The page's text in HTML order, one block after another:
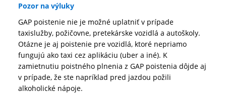
Pozor na výluky
GAP poistenie nie je možné uplatniť v prípade
taxislužby, požičovne, pretekárske vozidlá a autoškoly.
Otázne je aj poistenie pre vozidlá, ktoré nepriamo
fungujú ako taxi cez aplikáciu (uber a iné). K
zamietnutiu poistného plnenia z GAP poistenia dôjde aj
v prípade, že ste napríklad pred jazdou požili
alkoholické nápoje.